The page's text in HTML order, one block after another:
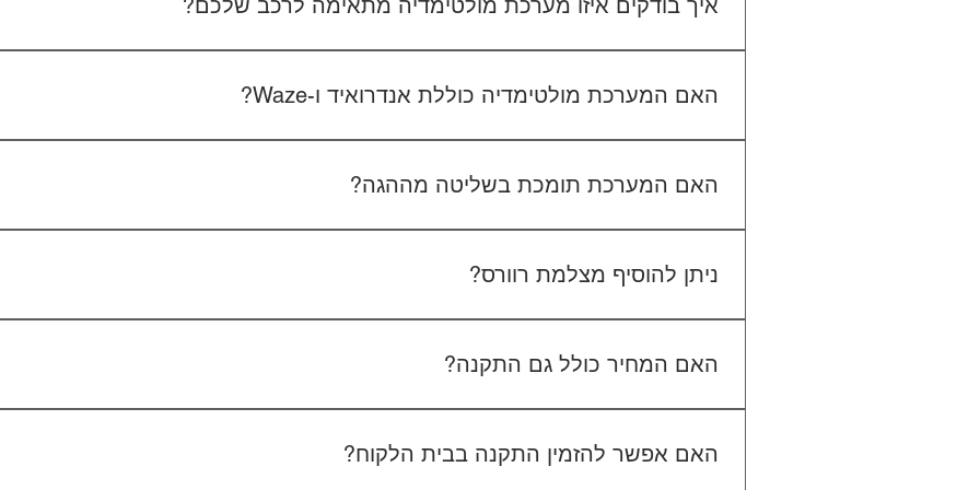
איך בודקים איזו מערכת מולטימדיה מתאימה לרכב שלכם?
האם המערכת מולטימדיה כוללת אנדרואיד ו-Waze?
האם המערכת תומכת בשליטה מההגה?
ניתן להוסיף מצלמת רוורס?
האם המחיר כולל גם התקנה?
האם אפשר להזמין התקנה בבית הלקוח?